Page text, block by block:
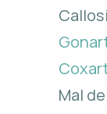
Mal